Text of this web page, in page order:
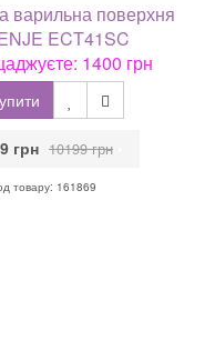
варильна поверхня
ECT41SC
1400 грн
грн 10199 грн
товару: 161869